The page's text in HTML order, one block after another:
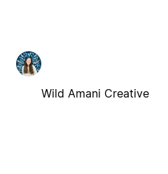
Wild Amani Creative